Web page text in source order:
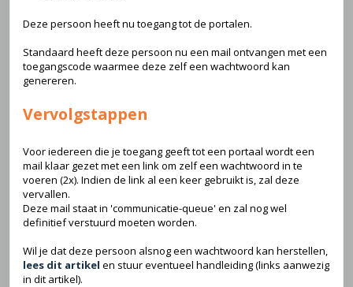
Deze persoon heeft nu toegang tot de portalen.
Standaard heeft deze persoon nu een mail ontvangen met een
toegangscode waarmee deze zelf een wachtwoord kan
genereren.
Vervolgstappen
Voor iedereen die je toegang geeft tot een portaal wordt een
mail klaar gezet met een link om zelf een wachtwoord in te
voeren (2x). Indien de link al een keer gebruikt is, zal deze
vervallen.
Deze mail staat in 'communicatie-queue' en zal nog wel
definitief verstuurd moeten worden.
Wil je dat deze persoon alsnog een wachtwoord kan herstellen,
lees dit artikel en stuur eventueel handleiding (links aanwezig
in dit artikel).